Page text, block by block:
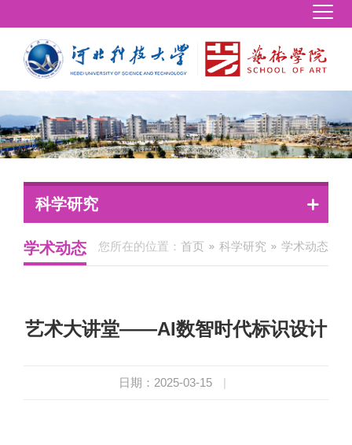
科学研究
您所在的位置： 首页 科学研究 学术动态
学术动态
艺术大讲堂——AI数智时代标识设计
日期：2025-03-15 |